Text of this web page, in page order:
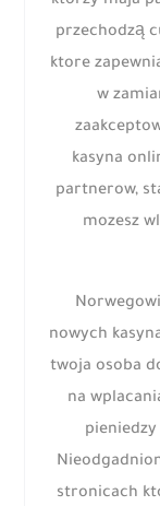
przechodzą
ktore
w
kasyna
partnerow,
mozesz
nowych
twoja osoba
na
stronicach